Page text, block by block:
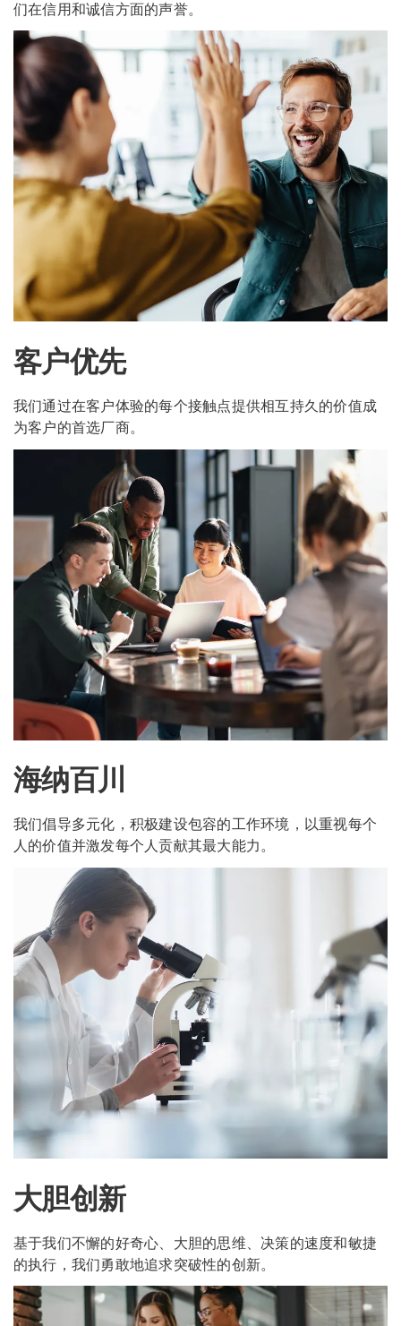
们在信用和诚信方面的声誉。
客户优先
我们通过在客户体验的每个接触点提供相互持久的价值成
为客户的首选厂商。
海纳百川
我们倡导多元化，积极建设包容的工作环境，以重视每个
人的价值并激发每个人贡献其最大能力。
大胆创新
基于我们不懈的好奇心、大胆的思维、决策的速度和敏捷
的执行，我们勇敢地追求突破性的创新。